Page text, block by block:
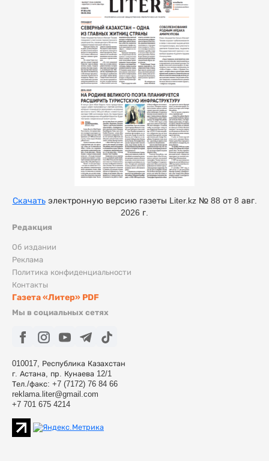
Редакция
Об издании
Реклама
Политика конфиденциальности
Контакты
Газета «Литер» PDF
Мы в социальных сетях
010017, Республика Казахстан
г. Астана, пр. Кунаева 12/1
Тел./факс: +7 (7172) 76 84 66
reklama.liter@gmail.com
+7 701 675 4214
Скачатьэлектронную версию газеты Liter.kz № 88 от 8 авг.
2026 г.